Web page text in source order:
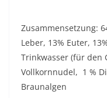
Zusammensetzung:
Leber, 13% Euter,
Trinkwasser (für den
Vollkornnudel, 1 %
Braunalgen